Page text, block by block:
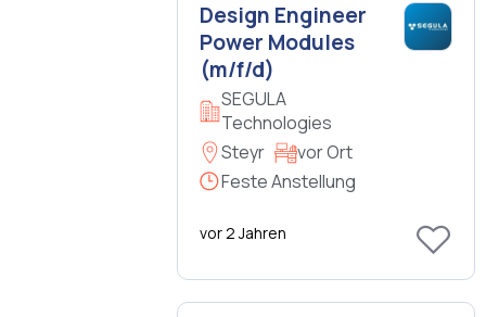
Design Engineer
Power Modules
(m/f/d)
SEGULA
Technologies
Steyr
vor Ort
Feste Anstellung
vor 2 Jahren